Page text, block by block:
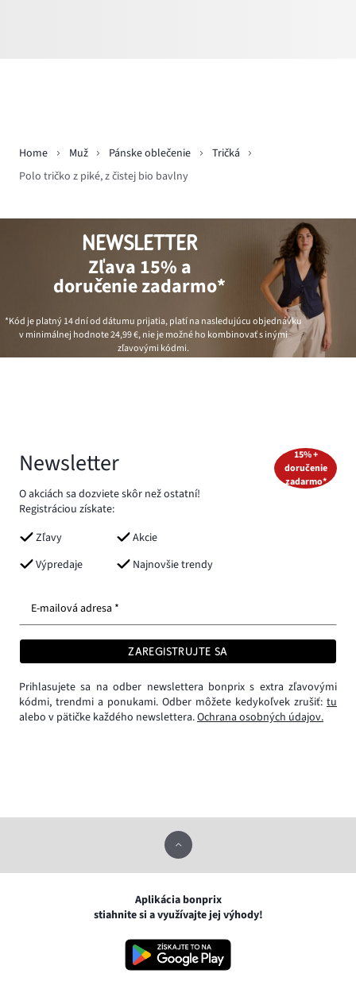
Home Muž Pánske oblečenie
Tričká
Polo tričko z piké, z čistej bio bavlny
NEWSLETTER
Zľava 15% a
doručenie zadarmo*
*Kód je platný 14 dní od dátumu prijatia, platí na nasledujúcu objednávku
v minimálnej hodnote24,99 €, nie je možné ho kombinovať s inými
zľavovými kódmi.
Newsletter
O akciách sa dozviete skôr než ostatní!
Registráciou získate:
Zľavy
Akcie
Výpredaje
Najnovšie trendy
15% +
doručenie
zadarmo*
E-mailová adresa *
ZAREGISTRUJTE SA
Prihlasujete sa na odber newslettera bonprix s extra zľavovými
kódmi, trendmi a ponukami. Odber môžete kedykoľvek zrušiť: tu
alebo v pätičke každého newslettera.Ochrana osobných údajov.
Aplikácia bonprix
stiahnite si a využívajte jej výhody!